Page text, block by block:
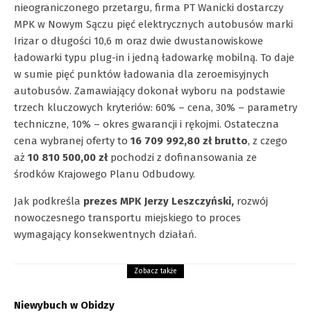
nieograniczonego przetargu, firma PT Wanicki dostarczy
MPK w Nowym Sączu pięć elektrycznych autobusów marki
Irizar o długości 10,6 m oraz dwie dwustanowiskowe
ładowarki typu plug-in i jedną ładowarkę mobilną. To daje
w sumie pięć punktów ładowania dla zeroemisyjnych
autobusów. Zamawiający dokonał wyboru na podstawie
trzech kluczowych kryteriów: 60% – cena, 30% – parametry
techniczne, 10% – okres gwarancji i rękojmi. Ostateczna
cena wybranej oferty to 16 709 992,80 zł brutto, z czego
aż 10 810 500,00 zł pochodzi z dofinansowania ze
środków Krajowego Planu Odbudowy.
Jak podkreśla prezes MPK Jerzy Leszczyński, rozwój
nowoczesnego transportu miejskiego to proces
wymagający konsekwentnych działań.
Zobacz także
Niewybuch w Obidzy